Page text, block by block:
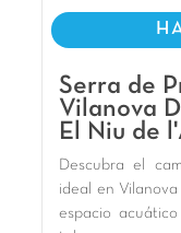
Serra de
Vilanova
El Niu de
Descubra el
ideal en
espacio